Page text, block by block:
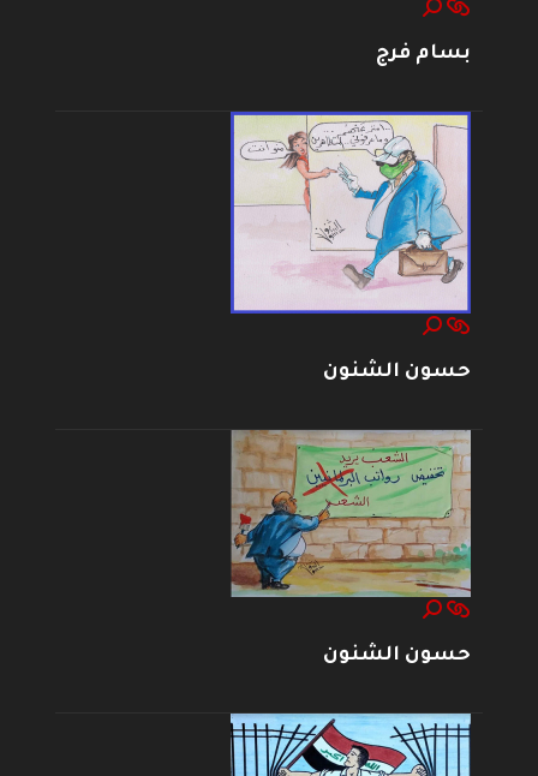
بسام فرج
حسون الشنون
حسون الشنون